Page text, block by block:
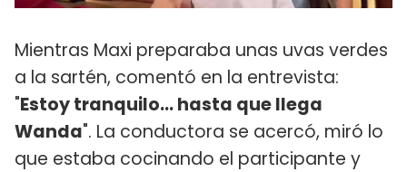
Mientras Maxi preparaba unas uvas verdes
a la sartén, comentó en la entrevista:
"Estoy tranquilo... hasta que llega
Wanda". La conductora se acercó, miró lo
que estaba cocinando el participante y